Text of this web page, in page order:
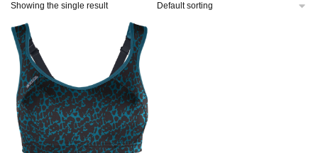
Showing the single result